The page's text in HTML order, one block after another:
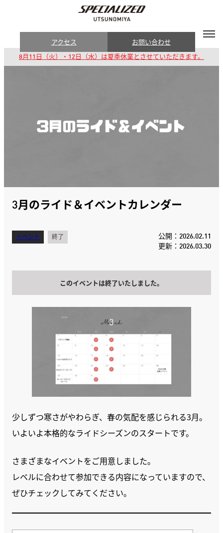
アクセス お問い合わせ
8月11日（火）・12日（水）は夏季休業とさせていただきます。
3月のライド＆イベントカレンダー
イベント 終了
公開：2026.02.11
更新：2026.03.30
このイベントは終了いたしました。
少しずつ寒さがやわらぎ、春の気配を感じられる3月。
いよいよ本格的なライドシーズンのスタートです。
さまざまなイベントをご用意しました。
レベルに合わせて参加できる内容になっていますので、
ぜひチェックしてみてください。